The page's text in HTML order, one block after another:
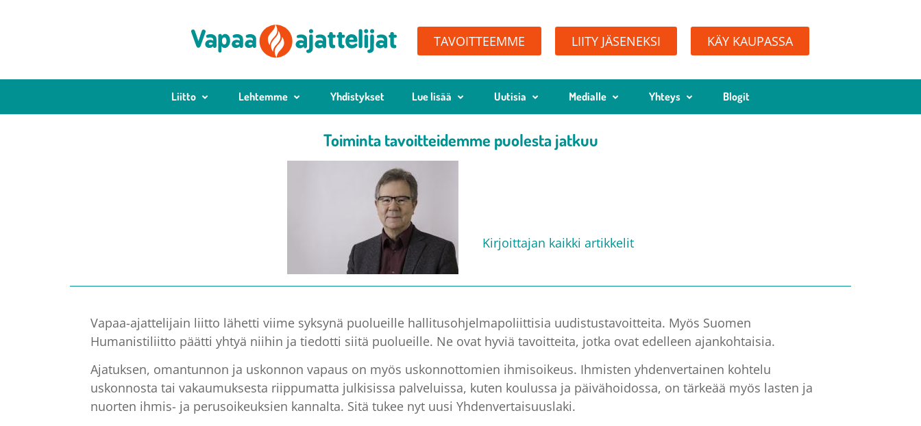
TAVOITTEEMME LIITY JÄSENEKSI KÄY KAUPASSA
Liitto Lehtemme Yhdistykset Lue lisää Uutisia Medialle Yhteys Blogit
Toiminta tavoitteidemme puolesta jatkuu
Kirjoittajan kaikki artikkelit
Vapaa-ajattelijain liitto lähetti viime syksynä puolueille hallitusohjelmapoliittisia uudistustavoitteita. Myös Suomen
Humanistiliitto päätti yhtyä niihin ja tiedotti siitä puolueille. Ne ovat hyviä tavoitteita, jotka ovat edelleen ajankohtaisia.
Ajatuksen, omantunnon ja uskonnon vapaus on myös uskonnottomien ihmisoikeus. Ihmisten yhdenvertainen kohtelu
uskonnosta tai vakaumuksesta riippumatta julkisissa palveluissa, kuten koulussa ja päivähoidossa, on tärkeää myös lasten ja
nuorten ihmis- ja perusoikeuksien kannalta. Sitä tukee nyt uusi Yhdenvertaisuuslaki.